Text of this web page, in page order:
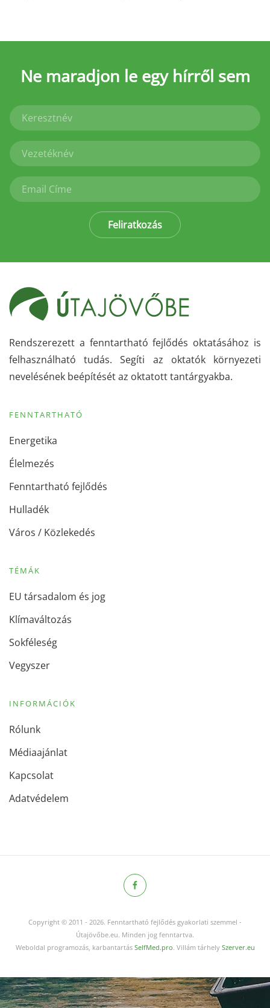
Ne maradjon le egy hírről sem
Feliratkozás
Rendszerezett a fenntartható fejlődés oktatásához is
felhasználható tudás. Segíti az oktatók környezeti
nevelésének beépítését az oktatott tantárgyakba.
FENNTARTHATÓ
Energetika
Élelmezés
Fenntartható fejlődés
Hulladék
Város / Közlekedés
TÉMÁK
EU társadalom és jog
Klímaváltozás
Sokféleség
Vegyszer
INFORMÁCIÓK
Rólunk
Médiaajánlat
Kapcsolat
Adatvédelem
Copyright © 2011 - 2026. Fenntartható fejlődés gyakorlati szemmel -
Útajövőbe.eu. Minden jog fenntartva.
Weboldal programozás, karbantartás SelfMed.pro. Villám tárhely Szerver.eu